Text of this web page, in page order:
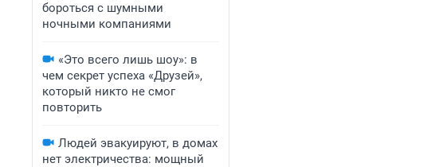
бороться с шумными
ночными компаниями
«Это всего лишь шоу»: в
чем секрет успеха «Друзей»,
который никто не смог
повторить
Людей эвакуируют, в домах
нет электричества: мощный